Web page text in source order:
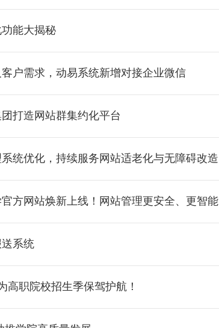
功能大揭秘
户需求，动易系统新增对接企业微信
打造网站群集约化平台
统优化，持续服务网站适老化与无障碍改造
方网站焕新上线！网站管理更安全、更智能
送系统
高职院校招生季保驾护航！